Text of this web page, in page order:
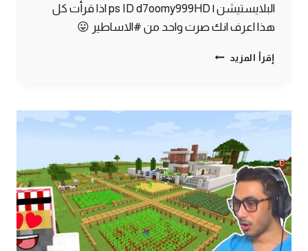
البلايستيشن | ps ID d7oomy999HD اذا قرأت كل
هذا اعرف انك صرت واحد من #الاساطير 😛
إقرأ المزيد ماين
أكبر
شفته
في
حياتي
!